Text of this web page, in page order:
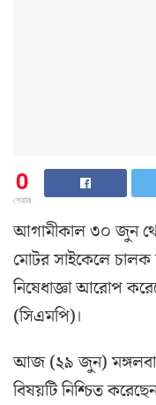
0
শেয়ার
আগামীকাল ৩০ জুন
মোটর সাইকেলে চালক
নিষেধাজ্ঞা আরোপ
(সিএমপি)।
আজ (২৯ জুন) মঙ্গলবার,
বিষয়টি নিশ্চিত